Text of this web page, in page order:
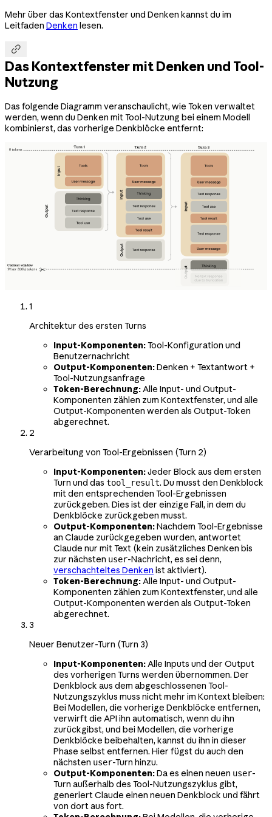
Mehr über das Kontextfenster und Denken kannst du im
Leitfaden Denken lesen.

Das Kontextfenster mit Denken und Tool-
Nutzung
Das folgende Diagramm veranschaulicht, wie Token verwaltet
werden, wenn du Denken mit Tool-Nutzung bei einem Modell
kombinierst, das vorherige Denkblöcke entfernt:
1
Architektur des ersten Turns
Input-Komponenten:Tool-Konfiguration und
Benutzernachricht
Output-Komponenten:Denken + Textantwort +
Tool-Nutzungsanfrage
Token-Berechnung: Alle Input- und Output-
Komponenten zählen zum Kontextfenster, und alle
Output-Komponenten werden als Output-Token
abgerechnet.
2
Verarbeitung von Tool-Ergebnissen (Turn 2)
Input-Komponenten:Jeder Block aus dem ersten
Turn und das tool_result. Du musst den Denkblock
mit den entsprechenden Tool-Ergebnissen
zurückgeben. Dies ist der einzige Fall, in dem du
Denkblöcke zurückgeben musst.
Output-Komponenten:Nachdem Tool-Ergebnisse
an Claude zurückgegeben wurden, antwortet
Claude nur mit Text (kein zusätzliches Denken bis
zur nächsten user-Nachricht, es sei denn,
verschachteltes Denken ist aktiviert).
Token-Berechnung: Alle Input- und Output-
Komponenten zählen zum Kontextfenster, und alle
Output-Komponenten werden als Output-Token
abgerechnet.
3
Neuer Benutzer-Turn (Turn 3)
Input-Komponenten: Alle Inputs und der Output
des vorherigen Turns werden übernommen. Der
Denkblock aus dem abgeschlossenen Tool-
Nutzungszyklus muss nicht mehr im Kontext bleiben:
Bei Modellen, die vorherige Denkblöcke entfernen,
verwirft die API ihn automatisch, wenn du ihn
zurückgibst, und bei Modellen, die vorherige
Denkblöcke beibehalten, kannst du ihn in dieser
Phase selbst entfernen. Hier fügst du auch den
nächsten user-Turn hinzu.
Output-Komponenten:Da es einen neuen user-
Turn außerhalb des Tool-Nutzungszyklus gibt,
generiert Claude einen neuen Denkblock und fährt
von dort aus fort.